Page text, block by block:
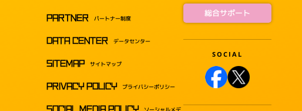
PARTNER パートナー制度
DATA CENTER データセンター
SITEMAP サイトマップ
PRIVACY POLICY プライバシーポリシー
SOCIAL MEDIA POLICY
総合サポート